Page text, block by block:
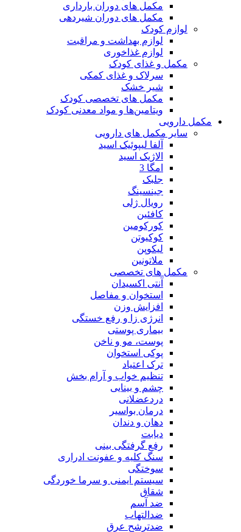
مکمل های دوران بارداری
مکمل های دوران شیردهی
لوازم کودک
لوازم بهداشت و مراقبت
لوازم غذاخوری
مکمل و غذای کودک
سرلاک و غذای کمکی
شیر خشک
مکمل های تخصصی کودک
ویتامین‌ها و مواد معدنی کودک
مکمل دارویی
سایر مکمل های دارویی
آلفا لیپوئیک اسید
الاژیک اسید
امگا 3
جلبک
جینسینگ
رویال ژلی
کافئین
کورکومین
کوکیوتن
لیکوپن
ملاتونین
مکمل های تخصصی
آنتی اکسیدان
استخوان و مفاصل
افزایش وزن
انرژی زا و رفع خستگی
بیماری پوستی
پوست، مو و ناخن
پوکی استخوان
ترک اعتیاد
تنظیم خواب و آرام بخش
چشم و بینایی
دردعضلانی
درمان بواسیر
دهان و دندان
دیابت
رفع گرفتگی بینی
سنگ کلیه و عفونت ادراری
سوختگی
سیستم ایمنی و سرما خوردگی
شقاق
ضد آسم
ضدالتهاب
ضدترشح عرق